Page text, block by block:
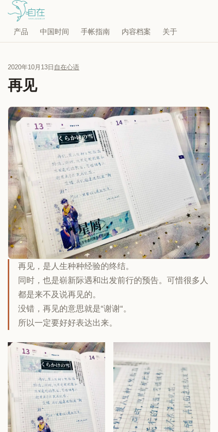
产品 中国时间 手帐指南 内容档案 关于
2020年10月13日 自在心语
再见
再见，是人生种种经验的终结。
同时，也是崭新际遇和出发前行的预告。可惜很多人
都是来不及说再见的。
没错，再见的意思就是“谢谢“。
所以一定要好好表达出来。